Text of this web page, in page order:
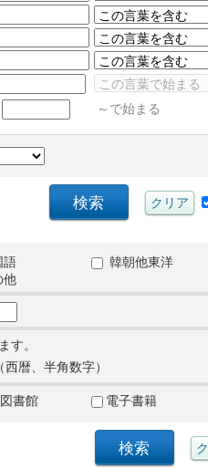
～で始まる
語 韓朝他東洋
他
す。
西暦、半角数字）
書館 電子書籍